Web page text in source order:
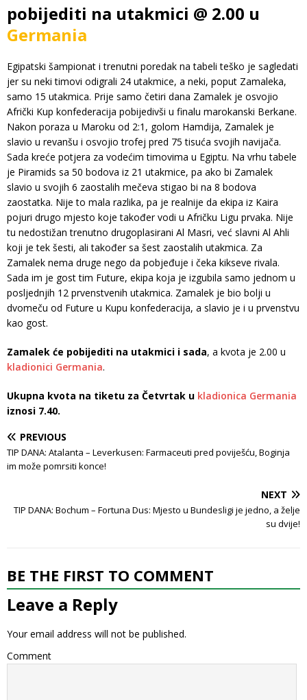
pobijediti na utakmici @ 2.00 u
Germania
Egipatski šampionat i trenutni poredak na tabeli teško je sagledati
jer su neki timovi odigrali 24 utakmice, a neki, poput Zamaleka,
samo 15 utakmica. Prije samo četiri dana Zamalek je osvojio
Afrički Kup konfederacija pobijedivši u finalu marokanski Berkane.
Nakon poraza u Maroku od 2:1, golom Hamdija, Zamalek je
slavio u revanšu i osvojio trofej pred 75 tisuća svojih navijača.
Sada kreće potjera za vodećim timovima u Egiptu. Na vrhu tabele
je Piramids sa 50 bodova iz 21 utakmice, pa ako bi Zamalek
slavio u svojih 6 zaostalih mečeva stigao bi na 8 bodova
zaostatka. Nije to mala razlika, pa je realnije da ekipa iz Kaira
pojuri drugo mjesto koje također vodi u Afričku Ligu prvaka. Nije
tu nedostižan trenutno drugoplasirani Al Masri, već slavni Al Ahli
koji je tek šesti, ali također sa šest zaostalih utakmica. Za
Zamalek nema druge nego da pobjeđuje i čeka kikseve rivala.
Sada im je gost tim Future, ekipa koja je izgubila samo jednom u
posljednjih 12 prvenstvenih utakmica. Zamalek je bio bolji u
dvomeču od Future u Kupu konfederacija, a slavio je i u prvenstvu
kao gost.
Zamalek će pobijediti na utakmici i sada, a kvota je 2.00 u
kladionici Germania.
Ukupna kvota na tiketu za Četvrtak u kladionica Germania
iznosi 7.40.
PREVIOUS
TIP DANA: Atalanta – Leverkusen: Farmaceuti pred poviješću, Boginja
im može pomrsiti konce!
NEXT
TIP DANA: Bochum – Fortuna Dus: Mjesto u Bundesligi je jedno, a želje
su dvije!
BE THE FIRST TO COMMENT
Leave a Reply
Your email address will not be published.
Comment